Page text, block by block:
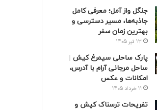
جنگل واز آمل؛ معرفی کامل
جاذبه‌ها، مسیر دسترسی و
بهترین زمان سفر
13 تیر 1405
پارک ساحلی سیمرغ کیش |
ساحل مرجانی آرام با آدرس،
امکانات و عکس
11 خرداد 1405
تفریحات ترسناک کیش و